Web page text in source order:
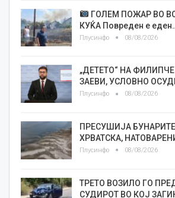
ГОЛЕМ ПОЖАР ВО
КУЌА Повреден е
Плусинфо 08/08/2026
„ДЕТЕТО“ НА
ЗАЕВИ, УСЛОВНО
Плусинфо 08/08/2026
ПРЕСУШИЈА
ХРВАТСКА,
Плусинфо 08/08/2026
ТРЕТО ВОЗИЛО ГО
СУДИРОТ ВО КОЈ